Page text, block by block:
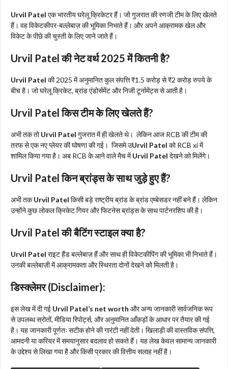
Urvil Patel एक भारतीय घरेलू क्रिकेटर हैं। जो गुजरात की रणजी टीम के लिए खेलते
हैं। वह विकेटकीपर-बल्लेबाज़ की भूमिका निभाते हैं। और अपने आक्रामक खेल और
विकेट के पीछे की चुस्ती के लिए जाने जाते हैं।
Urvil Patel की नेट वर्थ 2025 में कितनी है?
Urvil Patel की 2025 में अनुमानित कुल संपत्ति ₹1.5 करोड़ से ₹2 करोड़ रुपये के
बीच है। जो घरेलू क्रिकेट, ब्रांड एंडोर्समेंट और निजी टूर्नामेंट्स से आती है।
Urvil Patelकिस टीम के लिए खेलते हैं?
अभी तक तोUrvil Patel गुजरात में ही खेलते थे। लेकिन आज RCB की टीम की
तरफ से एक नए प्लेयर की घोषणा की गई। जिसमे उUrvil Patel को RCB xi में
शामिल किया गया है। अब RCB के आने वाले मैच मेंUrvil Patel देखने को मिलेंगे।
Urvil Patelकिन ब्रांड्स के साथ जुड़े हुए हैं?
अभी तकUrvil Patel किसी बड़े राष्ट्रीय ब्रांड के ब्रांड एम्बेसडर नहीं बने हैं। लेकिन
उन्होंने कुछ लोकल क्रिकेट गियर और फिटनेस ब्रांड्स के साथ पार्टनरशिप की है।
Urvil Patelकी बैटिंग स्टाइल क्या है?
Urvil Patel राइट हैंड बल्लेबाज़ हैं और साथ ही विकेटकीपिंग की भूमिका भी निभाते हैं।
उनकी बल्लेबाज़ी में आक्रामकता और स्थिरता दोनों देखने को मिलती है।
डिस्क्लेमर (Disclaimer):
इस लेख में दी गई Urvil Patel’s net worth और अन्य जानकारी सार्वजनिक रूप
से उपलब्ध स्रोतों, मीडिया रिपोर्ट्स, और अनुमानित आँकड़ों के आधार पर तैयार की गई
है। यह जानकारी पूर्णतः सटीक होने की गारंटी नहीं देती। खिलाड़ी की वास्तविक संपत्ति,
आमदनी या करियर में समयानुसार बदलाव हो सकते हैं। यह लेख केवल सामान्य जानकारी
के उद्देश्य से लिखा गया है और किसी प्रकार की वित्तीय सलाह नहीं है।